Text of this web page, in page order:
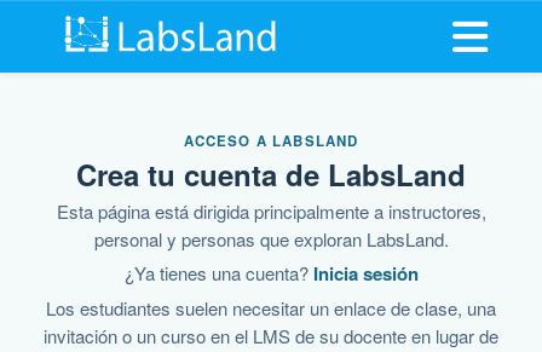
Abrir
ACCESO A LABSLAND
Crea tu cuenta de LabsLand
Esta página está dirigida principalmente a instructores,
personal y personas que exploran LabsLand.
¿Ya tienes una cuenta? Inicia sesión
Los estudiantes suelen necesitar un enlace de clase, una
invitación o un curso en el LMS de su docente en lugar de